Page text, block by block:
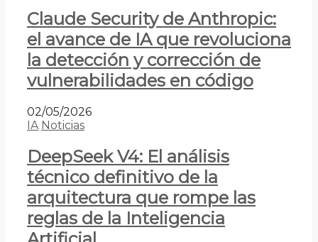
Claude Security de Anthropic:
el avance de IA que revoluciona
la detección y corrección de
vulnerabilidades en código
02/05/2026
IA Noticias
DeepSeek V4: El análisis
técnico definitivo de la
arquitectura que rompe las
reglas de la Inteligencia